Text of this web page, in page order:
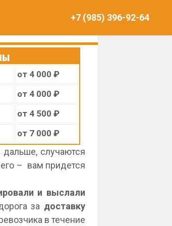
+7 (985) 396-92-64
от 4 000 ₽
от 4 000 ₽
от 4 500 ₽
от 7 000 ₽
случаются
– вам придется
и выслали
за доставку
в течение